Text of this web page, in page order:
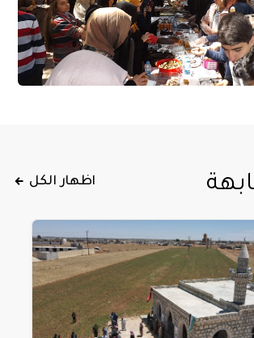
اظهار الكل